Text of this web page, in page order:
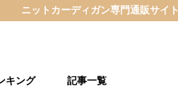
ニットカーディガン専門通販サイト
キング 記事一覧